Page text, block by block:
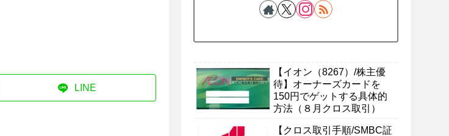
LINE
【イオン（8267）/株主優
待】オーナーズカードを
150円でゲットする具体的
方法（８月クロス取引）
【クロス取引手順/SMBC証